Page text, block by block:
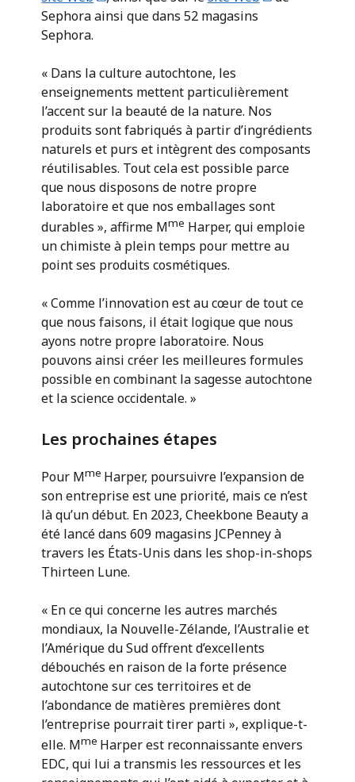
Sephora ainsi que dans 52 magasins
Sephora.
« Dans la culture autochtone, les
enseignements mettent particulièrement
l’accent sur la beauté de la nature. Nos
produits sont fabriqués à partir d’ingrédients
naturels et purs et intègrent des composants
réutilisables. Tout cela est possible parce
que nous disposons de notre propre
laboratoire et que nos emballages sont
durables », affirme Mme Harper, qui emploie
un chimiste à plein temps pour mettre au
point ses produits cosmétiques.
« Comme l’innovation est au cœur de tout ce
que nous faisons, il était logique que nous
ayons notre propre laboratoire. Nous
pouvons ainsi créer les meilleures formules
possible en combinant la sagesse autochtone
et la science occidentale. »
Les prochaines étapes
Pour Mme Harper, poursuivre l’expansion de
son entreprise est une priorité, mais ce n’est
là qu’un début. En 2023, Cheekbone Beauty a
été lancé dans 609 magasins JCPenney à
travers les États-Unis dans les shop-in-shops
Thirteen Lune.
« En ce qui concerne les autres marchés
mondiaux, la Nouvelle-Zélande, l’Australie et
l’Amérique du Sud offrent d’excellents
débouchés en raison de la forte présence
autochtone sur ces territoires et de
l’abondance de matières premières dont
l’entreprise pourrait tirer parti », explique-t-
elle. Mme Harper est reconnaissante envers
EDC, qui lui a transmis les ressources et les